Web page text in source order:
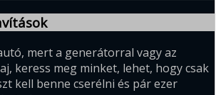
mert a generátorral vagy az
keress meg minket, lehet, hogy csak
kell benne cserélni és pár ezer